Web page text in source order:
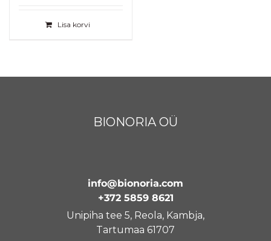
Lisa korvi
BIONORIA OÜ
info@bionoria.com
+372 5859 8621
Unipiha tee 5, Reola, Kambja,
Tartumaa 61707